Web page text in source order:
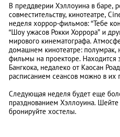
В преддверии Хэллоуина в баре,
совместительству, кинотеатре,
неделя хоррор-фильмов: “Тебе
“Шоу ужасов Рокки Хоррора” и
мирового кинематографа.
домашнем кинотеатре: полумрак,
фильмы на проекторе. Находится
Бангкока, недалеко от Каосан
расписанием сеансов можно в их
Следующая неделя будет еще
празднованием Хэллоуина.
бронируйте хостелы.